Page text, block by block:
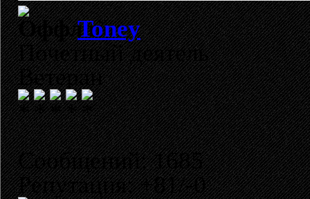
Toney
Почетный деятель
Ветеран
Сообщений: 1685
Репутация: +81/-0